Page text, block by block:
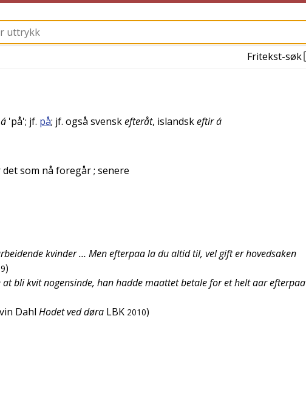
Fritekst-søk
á 'på'; jf. på; jf. også svenskefteråt, islandskeftir á
det som nå foregår; senere
kvinder … Men efterpaa la du altid til, vel gift er hovedsaken
)
bli kvit nogensinde, han hadde maattet betale for et helt aar efterpaa
Dahl Hodet ved døra LBK 2010)